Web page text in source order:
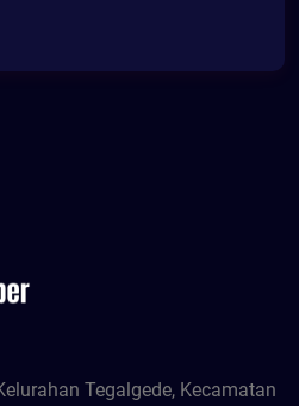
Tegalgede, Kecamatan